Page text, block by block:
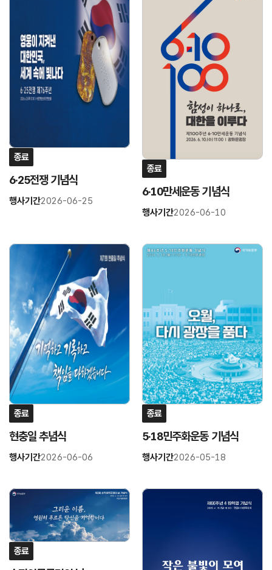
종료
6·25전쟁 기념식
행사기간2026-06-25
종료
6·10만세운동 기념식
행사기간2026-06-10
링
결
종료
현충일 추념식
행사기간2026-06-06
링
종료
5·18민주화운동 기념식
행사기간2026-05-18
링
연
결
종료
링